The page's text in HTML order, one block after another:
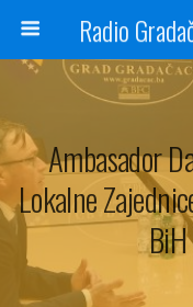
Ambasador
Lokalne